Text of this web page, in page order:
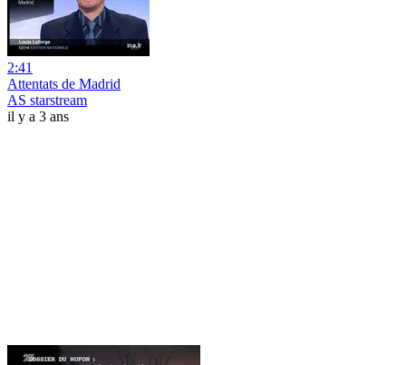
2:41
Attentats de Madrid
AS starstream
il y a 3 ans